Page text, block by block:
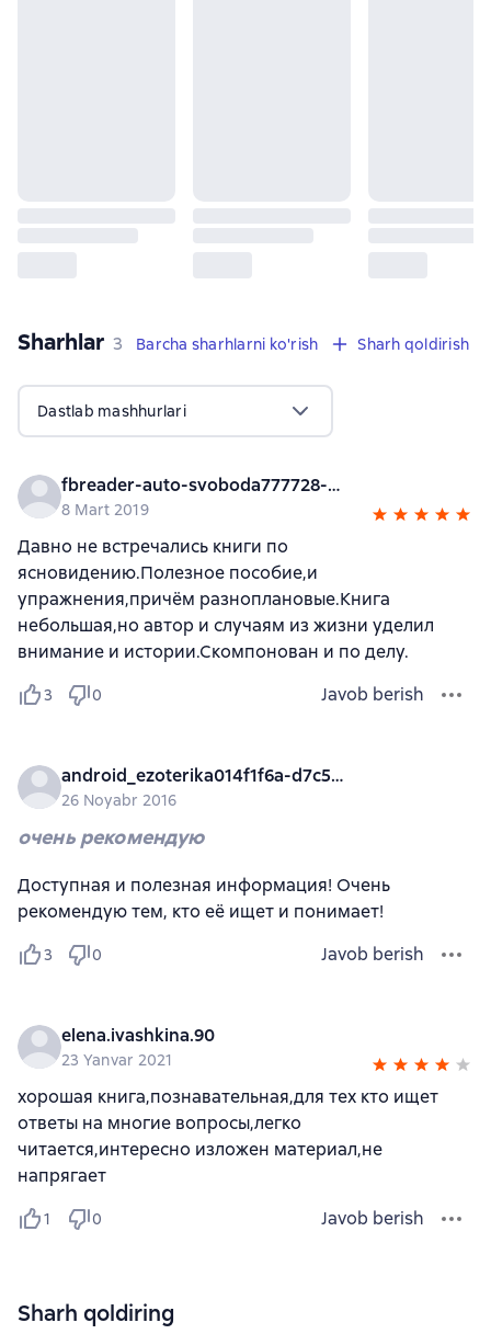
Sharhlar 3 sharhlar
3 Barcha sharhlarni ko'rish Sharh qoldirish
Dastlab mashhurlari
fbreader-auto-svoboda777728-at-gmail-com
8 Mart 2019
Давно не встречались книги по
ясновидению.Полезное пособие,и
упражнения,причём разноплановые.Книга
небольшая,но автор и случаям из жизни уделил
внимание и истории.Скомпонован и по делу.
3 0 Javob berish
android_ezoterika014f1f6a-d7c5-3b37-93f2-e7a74622a07e
26 Noyabr 2016
очень рекомендую
Доступная и полезная информация! Очень
рекомендую тем, кто её ищет и понимает!
3 0 Javob berish
elena.ivashkina.90
23 Yanvar 2021
хорошая книга,познавательная,для тех кто ищет
ответы на многие вопросы,легко
читается,интересно изложен материал,не
напрягает
1 0 Javob berish
Sharh qoldiring